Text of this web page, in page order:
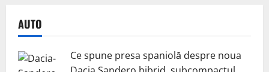
AUTO
Ce spune presa spaniolă despre noua